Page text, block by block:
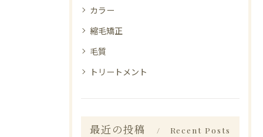
カラー
縮毛矯正
毛質
トリートメント
最近の投稿 Recent Posts